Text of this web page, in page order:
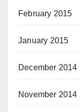
February 2015
January 2015
December 2014
November 2014